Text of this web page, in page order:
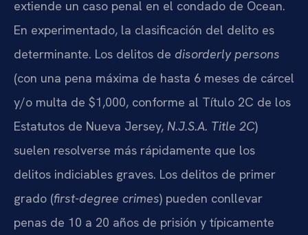
extiende un caso penal en el condado de Ocean.
En experimentado, la clasificación del delito es
determinante. Los delitos de disorderly persons
(con una pena máxima de hasta 6 meses de cárcel
y/o multa de $1,000, conforme al Título 2C de los
Estatutos de Nueva Jersey, N.J.S.A. Title 2C)
suelen resolverse más rápidamente que los
delitos indiciables graves. Los delitos de primer
grado (first-degree crimes) pueden conllevar
penas de 10 a 20 años de prisión y típicamente